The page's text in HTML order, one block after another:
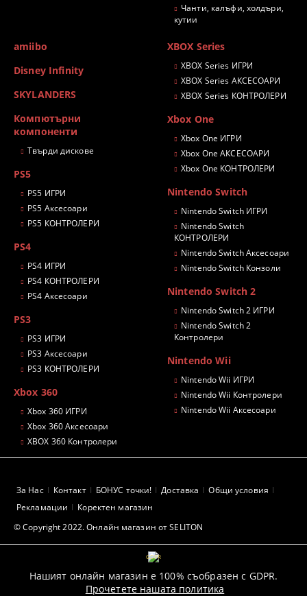
Чанти, калъфи, холдъри,
кутии
amiibo
Disney Infinity
SKYLANDERS
Компютърни
компоненти
Твърди дискове
PS5
PS5 ИГРИ
PS5 Аксесоари
PS5 КОНТРОЛЕРИ
PS4
PS4 ИГРИ
PS4 КОНТРОЛЕРИ
PS4 Аксесоари
PS3
PS3 ИГРИ
PS3 Аксесоари
PS3 КОНТРОЛЕРИ
Xbox 360
Xbox 360 ИГРИ
Xbox 360 Аксесоари
XBOX 360 Контролери
XBOX Series
XBOX Series ИГРИ
XBOX Series АКСЕСОАРИ
XBOX Series КОНТРОЛЕРИ
Xbox One
Xbox One ИГРИ
Xbox One АКСЕСОАРИ
Xbox One КОНТРОЛЕРИ
Nintendo Switch
Nintendo Switch ИГРИ
Nintendo Switch
КОНТРОЛЕРИ
Nintendo Switch Аксесоари
Nintendo Switch Конзоли
Nintendo Switch 2
Nintendo Switch 2 ИГРИ
Nintendo Switch 2
Контролери
Nintendo Wii
Nintendo Wii ИГРИ
Nintendo Wii Контролери
Nintendo Wii Аксесоари
© Copyright 2022. Онлайн магазин от SELITON
За Нас Контакт БОНУС точки! Доставка
Общи условия
Рекламации
Коректен магазин
GDPR
Нашият онлайн магазин е 100% съобразен с GDPR.
Прочетете нашата политика